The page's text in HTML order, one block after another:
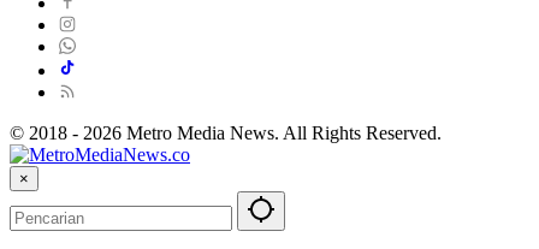
© 2018 - 2026 Metro Media News. All Rights Reserved.
×